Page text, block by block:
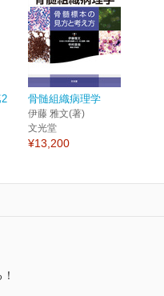
骨髄組織病理学
伊藤 雅文(著)
文光堂
¥13,200